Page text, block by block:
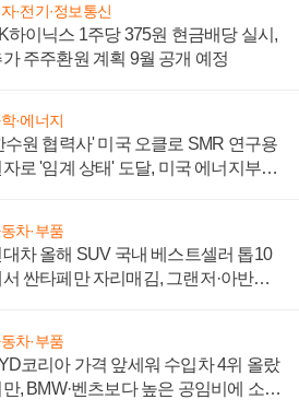
·전기·정보통신
하이닉스 1주당 375원 현금배당 실시,
주주환원 계획 9월 공개 예정
·에너지
수원 협력사' 미국 오클로 SMR 연구용
로 '임계 상태' 도달, 미국 에너지부
차·부품
대차 올해 SUV 국내 베스트셀러 톱10
싼타페만 자리매김, 그랜저·아반떼
차·부품
코리아 가격 앞세워 수입차 4위 올랐
, BMW·벤츠보다 높은 공임비에 소비